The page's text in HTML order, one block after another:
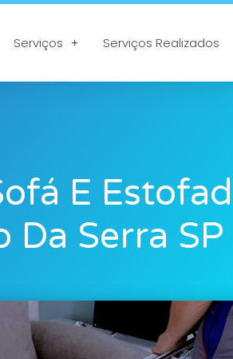
Serviços Serviços Realizados
E
Da Serra SP